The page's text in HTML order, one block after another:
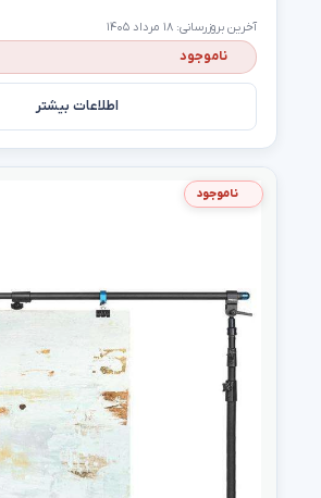
آخرین بروزرسانی: ۱۸ مرداد ۱۴۰۵
ناموجود
اطلاعات بیشتر
ناموجود